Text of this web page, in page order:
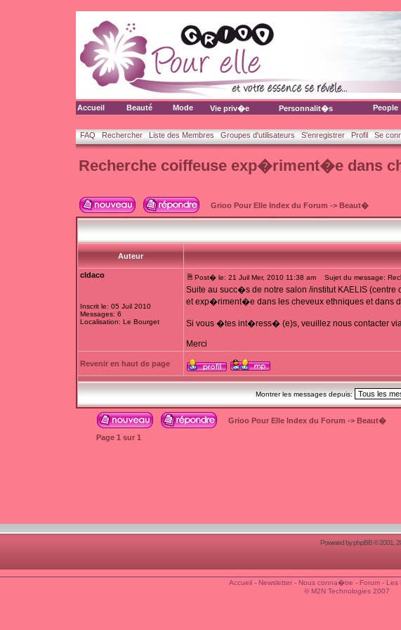
Accueil Beauté Mode Vie priv�e Personnalit�s People
FAQ Rechercher Liste des Membres Groupes d'utilisateurs S'enregistrer Profil Se
Recherche coiffeuse exp�riment�e dans
Grioo Pour Elle Index du Forum -> Beaut�
Auteur
cldaco
Inscrit le: 05 Juil 2010
Messages: 6
Localisation: Le Bourget
Post� le: 21 Juil Mer, 2010 11:38 am Sujet du message:
Suite au succ�s de notre salon /institut KAELIS
et exp�riment�e dans les cheveux ethniques et dans
Si vous �tes int�ress� (e)s, veuillez nous contacter
Merci
Revenir en haut de page
Montrer les messages depuis:
Grioo Pour Elle Index du Forum -> Beaut�
Page 1 sur 1
Powered byphpBB© 2001,
Accueil- Newsletter- Nous conna�tre - Forum- Les
© M2N Technologies 2007